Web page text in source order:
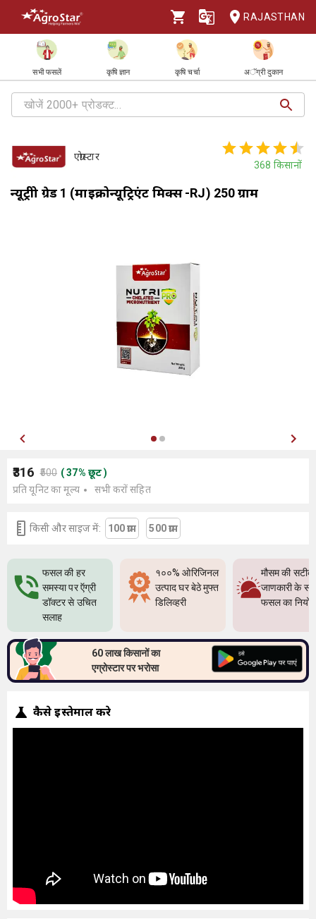
RAJASTHAN
सभी फसलें कृषि ज्ञान कृषि चर्चा अॅग्री दुकान
एग्रोस्टार
368 किसानों
न्यूट्रीप्रो ग्रेड 1 (माइक्रोन्यूट्रिएंट मिक्स -RJ) 250 ग्राम
₹316 ₹500 (37% छूट)
प्रति यूनिट का मूल्य
सभी करों सहित
किसी और साइज में: 100 ग्राम 500 ग्राम
फसल की हर
समस्या पर ऍग्री
डॉक्टर से उचित
सलाह
१००% ओरिजिनल
उत्पाद घर बेठे मुफ्त
डिलिव्हरी
मौसम की सटीक
जाणकारी के
फसल का
60 लाख किसानों का
एग्रोस्टार पर भरोसा
कैसे इस्तेमाल करे